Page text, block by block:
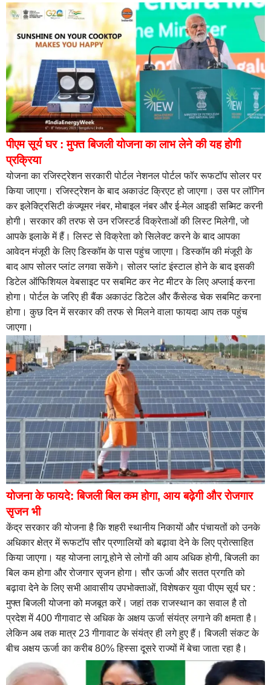
पीएम सूर्य घर : मुफ्त बिजली योजना का लाभ लेने की यह होगी
प्रक्रिया
योजना का रजिस्ट्रेशन सरकारी पोर्टल नेशनल पोर्टल फॉर रूफटॉप सोलर पर
किया जाएगा। रजिस्ट्रेशन के बाद अकाउंट क्रिएट हो जाएगा। उस पर लॉगिन
कर इलेक्ट्रिसिटी कंज्यूमर नंबर, मोबाइल नंबर और ई-मेल आइडी सब्मिट करनी
होगी। सरकार की तरफ से उन रजिस्टर्ड विक्रेताओं की लिस्ट मिलेगी, जो
आपके इलाके में हैं। लिस्ट से विक्रेता को सिलेक्ट करने के बाद आपका
आवेदन मंजूरी के लिए डिस्कॉम के पास पहुंच जाएगा। डिस्कॉम की मंजूरी के
बाद आप सोलर प्लांट लगवा सकेंगे। सोलर प्लांट इंस्टाल होने के बाद इसकी
डिटेल ऑफिशियल वेबसाइट पर सबमिट कर नेट मीटर के लिए अप्लाई करना
होगा। पोर्टल के जरिए ही बैंक अकाउंट डिटेल और कैंसेल्ड चेक सबमिट करना
होगा। कुछ दिन में सरकार की तरफ से मिलने वाला फायदा आप तक पहुंच
जाएगा।
योजना के फायदे: बिजली बिल कम होगा, आय बढ़ेगी और रोजगार
सृजन भी
केंद्र सरकार की योजना है कि शहरी स्थानीय निकायों और पंचायतों को उनके
अधिकार क्षेत्र में रूफटॉप सौर प्रणालियों को बढ़ावा देने के लिए प्रोत्साहित
किया जाएगा। यह योजना लागू होने से लोगों की आय अधिक होगी, बिजली का
बिल कम होगा और रोजगार सृजन होगा। सौर ऊर्जा और सतत प्रगति को
बढ़ावा देने के लिए सभी आवासीय उपभोक्ताओं, विशेषकर युवा पीएम सूर्य घर :
मुफ्त बिजली योजना को मजबूत करें। जहां तक राजस्थान का सवाल है तो
प्रदेश में 400 गीगावाट से अधिक के अक्षय ऊर्जा संयंत्र लगाने की क्षमता है।
लेकिन अब तक मात्र 23 गीगावाट के संयंत्र ही लगे हुए हैं। बिजली संकट के
बीच अक्षय ऊर्जा का करीब 80% हिस्सा दूसरे राज्यों में बेचा जाता रहा है।